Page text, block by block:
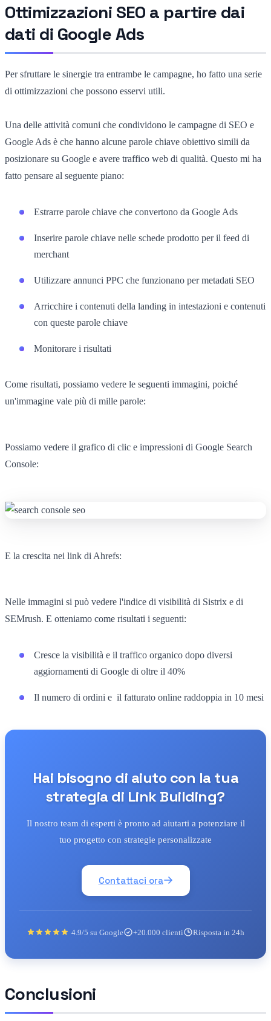
Ottimizzazioni SEO a partire dai
dati di Google Ads
Per sfruttare le sinergie tra entrambe le campagne, ho fatto una serie
di ottimizzazioni che possono esservi utili.
Una delle attività comuni che condividono le campagne di SEO e
Google Ads è che hanno alcune parole chiave obiettivo simili da
posizionare su Google e avere traffico web di qualità. Questo mi ha
fatto pensare al seguente piano:
Estrarre parole chiave che convertono da Google Ads
Inserire parole chiave nelle schede prodotto per il feed di
merchant
Utilizzare annunci PPC che funzionano per metadati SEO
Arricchire i contenuti della landing in intestazioni e contenuti
con queste parole chiave
Monitorare i risultati
Come risultati, possiamo vedere le seguenti immagini, poiché
un'immagine vale più di mille parole:
Possiamo vedere il grafico di clic e impressioni di Google Search
Console:
E la crescita nei link di Ahrefs:
Nelle immagini si può vedere l'indice di visibilità di Sistrix e di
SEMrush. E otteniamo come risultati i seguenti:
Cresce la visibilità e il traffico organico dopo diversi
aggiornamenti di Google di oltre il 40%
Il numero di ordini e il fatturato online raddoppia in 10 mesi
Hai bisogno di aiuto con la tua
strategia di Link Building?
Il nostro team di esperti è pronto ad aiutarti a potenziare il
tuo progetto con strategie personalizzate
Contattaci ora
4.9/5 su Google +20.000 clienti Risposta in 24h
Conclusioni